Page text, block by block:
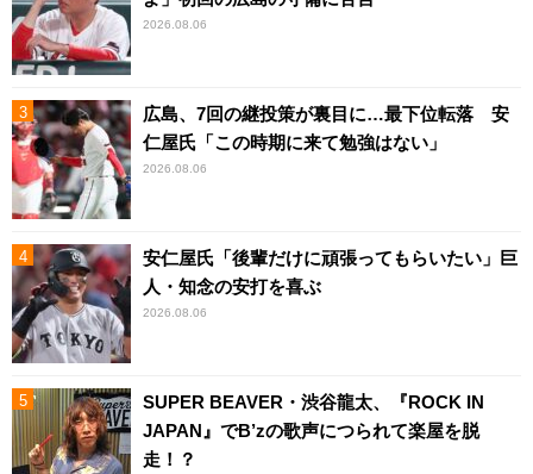
2026.08.06
広島、7回の継投策が裏目に…最下位転落 安
仁屋氏「この時期に来て勉強はない」
2026.08.06
安仁屋氏「後輩だけに頑張ってもらいたい」巨
人・知念の安打を喜ぶ
2026.08.06
SUPER BEAVER・渋谷龍太、『ROCK IN
JAPAN』でB’zの歌声につられて楽屋を脱
走！？